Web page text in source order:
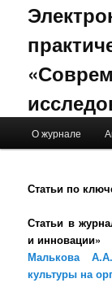
Skip to primary
Skip to
О журнале
Статьи по
Статьи в
и инновации»
Малькова
культуры на